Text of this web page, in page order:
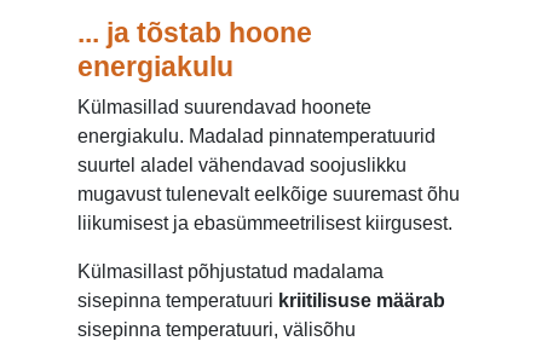
... ja tõstab hoone
energiakulu
Külmasillad suurendavad hoonete
energiakulu. Madalad pinnatemperatuurid
suurtel aladel vähendavad soojuslikku
mugavust tulenevalt eelkõige suuremast õhu
liikumisest ja ebasümmeetrilisest kiirgusest.
Külmasillast põhjustatud madalama
sisepinna temperatuuri kriitilisuse määrab
sisepinna temperatuuri, välisõhu